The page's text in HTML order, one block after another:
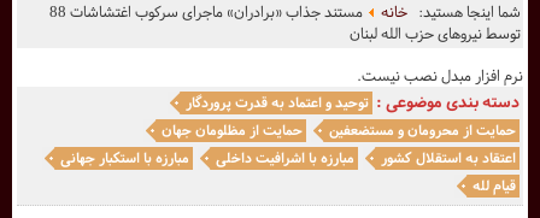
شما اینجا هستید:خانه
مستند جذاب «برادران» ماجرای سرکوب اغتشاشات 88
توسط نیروهای حزب الله لبنان
نرم افزار مبدل نصب نیست.
دسته بندی موضوعی : توحید و اعتماد به قدرت پروردگار
حمایت از محرومان و مستضعفین
حمایت از مظلومان جهان
اعتقاد به استقلال کشور
مبارزه با اشرافیت داخلی
مبارزه با استکبار جهانی
قیام لله